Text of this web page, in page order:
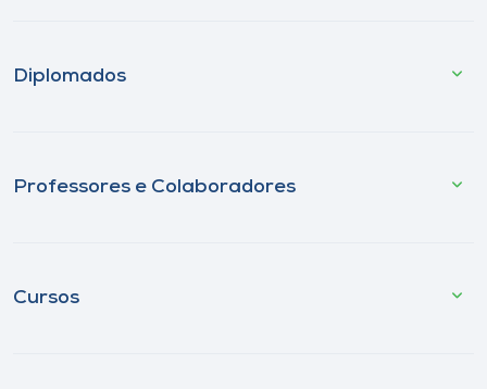
Diplomados
Professores e Colaboradores
Cursos